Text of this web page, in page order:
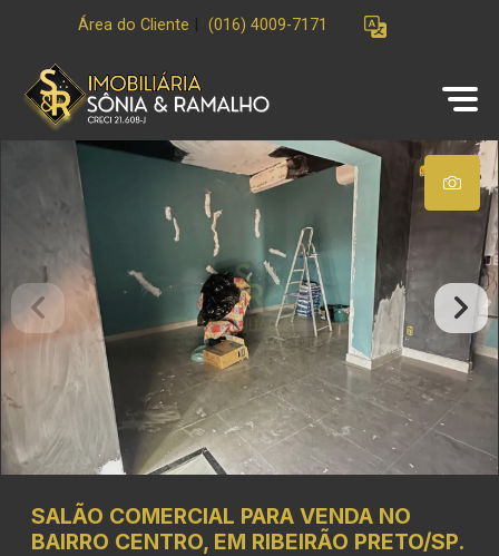
Área do Cliente (016) 4009-7171
SALÃO COMERCIAL PARA VENDA NO
BAIRRO CENTRO, EM RIBEIRÃO PRETO/SP.